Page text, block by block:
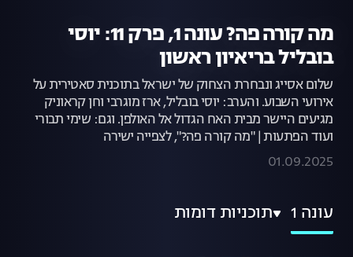
מה קורה פה? עונה 1, פרק 11: יוסי
בובליל בריאיון ראשון
שלום אסייג ונבחרת הצחוק של ישראל בתוכנית סאטירית על
אירועי השבוע. והערב: יוסי בובליל, ארז מוגרבי וחן קראוניק
מגיעים היישר מבית האח הגדול אל האולפן. וגם: שימי תבורי
ועוד הפתעות | "מה קורה פה?", לצפייה ישירה
01.09.2025
עונה 1 תוכניות דומות